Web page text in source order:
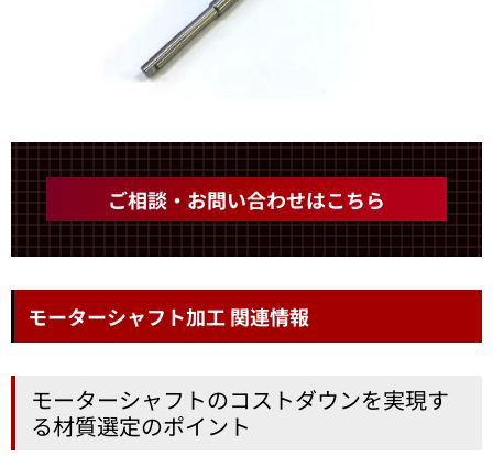
ご相談・お問い合わせはこちら
モーターシャフト加工 関連情報
モーターシャフトのコストダウンを実現す
る材質選定のポイント